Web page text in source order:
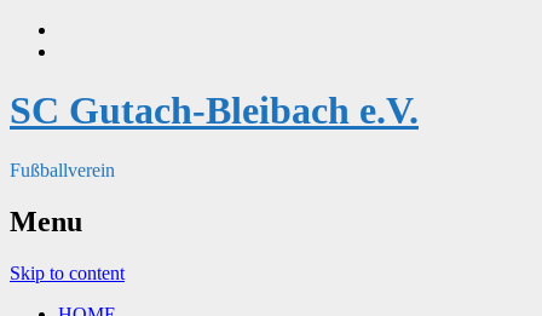
SC Gutach-Bleibach e.V.
Fußballverein
Menu
Skip to content